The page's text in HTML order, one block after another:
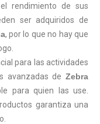
rendimiento de sus
ser adquiridos de
, por lo que no hay que
para las actividades
avanzadas de Zebra
para quien las use.
garantiza una